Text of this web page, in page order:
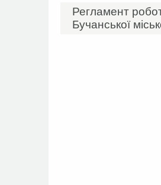
Регламент
Бучанської